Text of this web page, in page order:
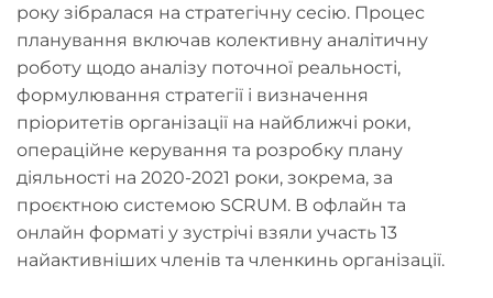
року зібралася на стратегічну сесію. Процес
планування включав колективну аналітичну
роботу щодо аналізу поточної реальності,
формулювання стратегії і визначення
пріоритетів організації на найближчі роки,
операційне керування та розробку плану
діяльності на 2020-2021 роки, зокрема, за
проєктною системою SCRUM. В офлайн та
онлайн форматі у зустрічі взяли участь 13
найактивніших членів та членкинь організації.